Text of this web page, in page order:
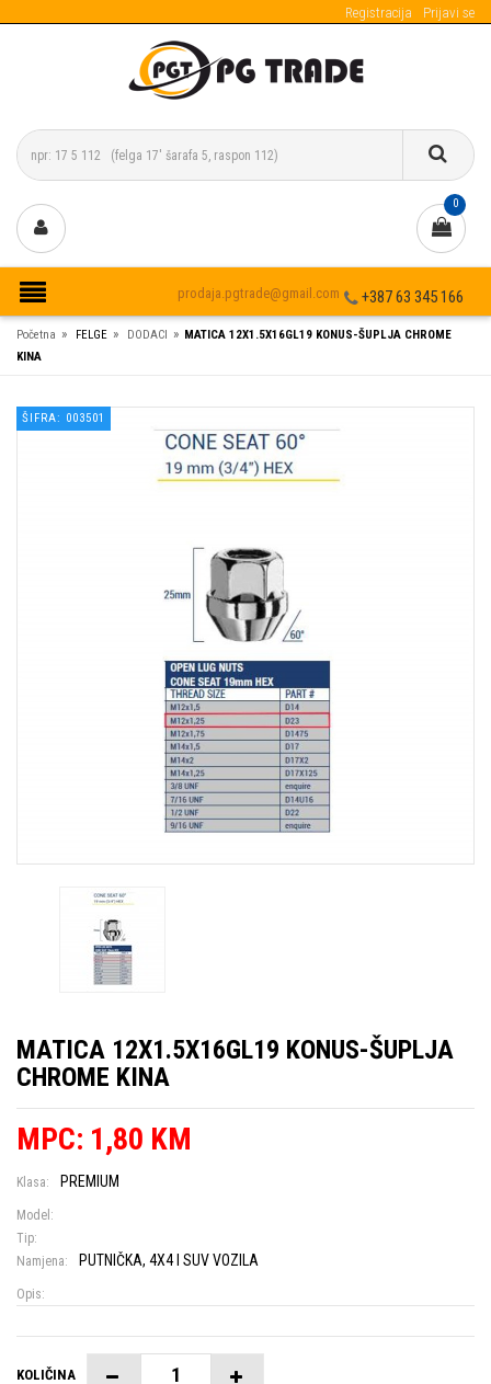
Registracija Prijavi se
0
+387 63 345 166
prodaja.pgtrade@gmail.com
Početna » FELGE » DODACI » MATICA 12X1.5X16GL19 KONUS-ŠUPLJA CHROME
KINA
ŠIFRA: 003501
MATICA 12X1.5X16GL19 KONUS-ŠUPLJA
CHROME KINA
MPC: 1,80 KM
Klasa: PREMIUM
Model:
Tip:
Namjena:
PUTNIČKA, 4X4 I SUV VOZILA
Opis:
KOLIČINA